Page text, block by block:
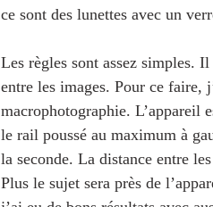
ce sont des lunettes avec un
Les règles sont assez simples.
entre les images. Pour ce
macrophotographie. L’appareil
le rail poussé au maximum à
la seconde. La distance entre
Plus le sujet sera près de